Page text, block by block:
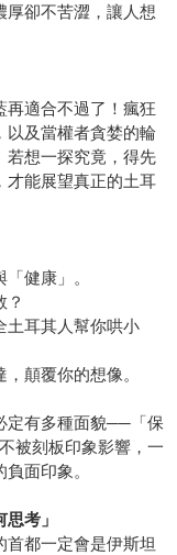
厚卻不苦澀，讓人想
再適合不過了！瘋狂
以及當權者貪婪的輪
若想一探究竟，得先
才能展望真正的土耳
健康」。
？
土耳其人幫你哄小
顛覆你的想像。
定有多種面貌──「保
被刻板印象影響，一
面印象。
考」
都一定會是伊斯坦